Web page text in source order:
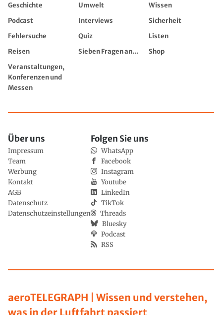
Geschichte Umwelt
Wissen
Podcast
Interviews
Sicherheit
Fehlersuche
Quiz
Listen
Reisen
Sieben Fragen an...
Shop
Veranstaltungen,
Konferenzen und
Messen
aeroTELEGRAPH | Wissen und verstehen,
was in der Luftfahrt passiert
Über uns
Impressum
Team
Werbung
Kontakt
AGB
Datenschutz
Datenschutzeinstellungen
Folgen Sie uns
WhatsApp
Facebook
Instagram
Youtube
LinkedIn
TikTok
Threads
Bluesky
Podcast
RSS